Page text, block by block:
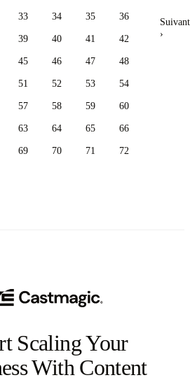
33 34 35 36
39 40 41 42
45 46 47 48
51 52 53 54
57 58 59 60
63 64 65 66
69 70 71 72
Suivant
›
Scaling Your
With Content